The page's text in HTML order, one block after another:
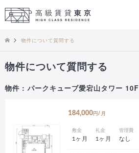
物件について質問する
物件について質問する
物件 : パークキューブ愛宕山タワー 10F
184,000 円/月
敷金
1ヶ月
礼金
1ヶ月
管理費
なし